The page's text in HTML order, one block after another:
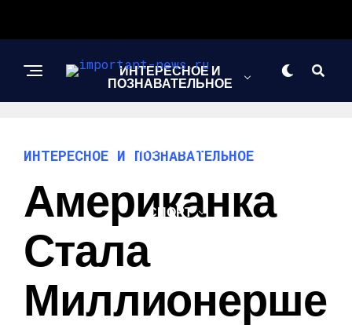
ИНТЕРЕСНОЕ И
ПОЗНАВАТЕЛЬНОЕ
НОВОСТИ
СПОРТ
ИНТЕРЕСНОЕ И ПОЗНАВАТЕЛЬНОЕ
Американка
Стала
Миллионерше